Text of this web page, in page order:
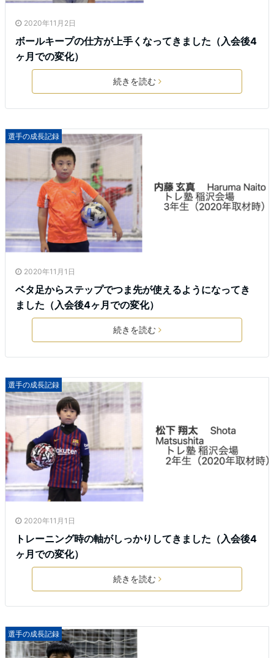
2020年11月2日
ボールキープの仕方が上手くなってきました（入会後4
ヶ月での変化）
続きを読む
選手の成長記録
2020年11月1日
ベタ足からステップでつま先が使えるようになってき
ました（入会後4ヶ月での変化）
続きを読む
選手の成長記録
2020年11月1日
トレーニング時の軸がしっかりしてきました（入会後4
ヶ月での変化）
続きを読む
選手の成長記録